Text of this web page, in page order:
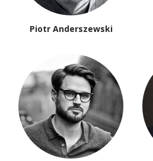
Piotr Anderszewski